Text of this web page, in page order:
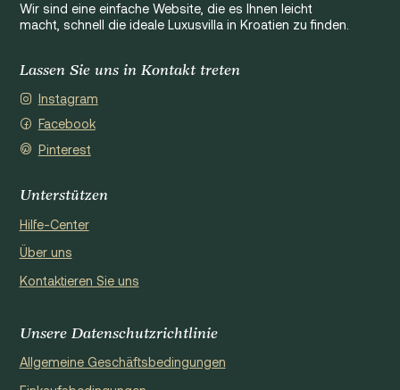
Wir sind eine einfache Website, die es Ihnen leicht
macht, schnell die ideale Luxusvilla in Kroatien zu finden.
Lassen Sie uns in Kontakt treten
Instagram
Facebook
Pinterest
Unterstützen
Hilfe-Center
Über uns
Kontaktieren Sie uns
Unsere Datenschutzrichtlinie
Allgemeine Geschäftsbedingungen